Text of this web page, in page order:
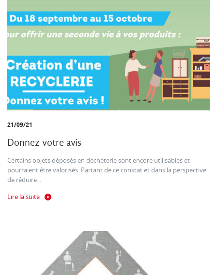
21/09/21
Donnez votre avis
Certains objets déposés en déchèterie sont encore utilisables et
pourraient être valorisés. Partant de ce constat et dans la perspective
de réduire...
Lire la suite